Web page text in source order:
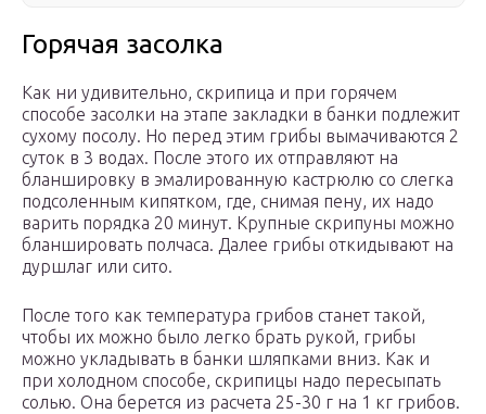
Горячая засолка
Как ни удивительно, скрипица и при горячем
способе засолки на этапе закладки в банки подлежит
сухому посолу. Но перед этим грибы вымачиваются 2
суток в 3 водах. После этого их отправляют на
бланшировку в эмалированную кастрюлю со слегка
подсоленным кипятком, где, снимая пену, их надо
варить порядка 20 минут. Крупные скрипуны можно
бланшировать полчаса. Далее грибы откидывают на
дуршлаг или сито.
После того как температура грибов станет такой,
чтобы их можно было легко брать рукой, грибы
можно укладывать в банки шляпками вниз. Как и
при холодном способе, скрипицы надо пересыпать
солью. Она берется из расчета 25-30 г на 1 кг грибов.